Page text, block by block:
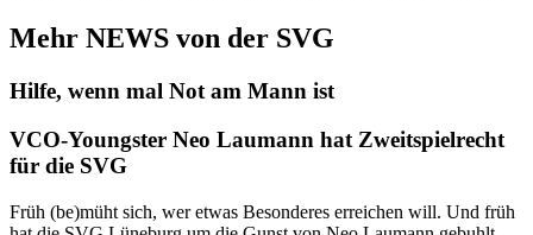
Mehr NEWS von der SVG
Hilfe, wenn mal Not am Mann ist
VCO-Youngster Neo Laumann hat Zweitspielrecht
für die SVG
Früh (be)müht sich, wer etwas Besonderes erreichen will. Und früh